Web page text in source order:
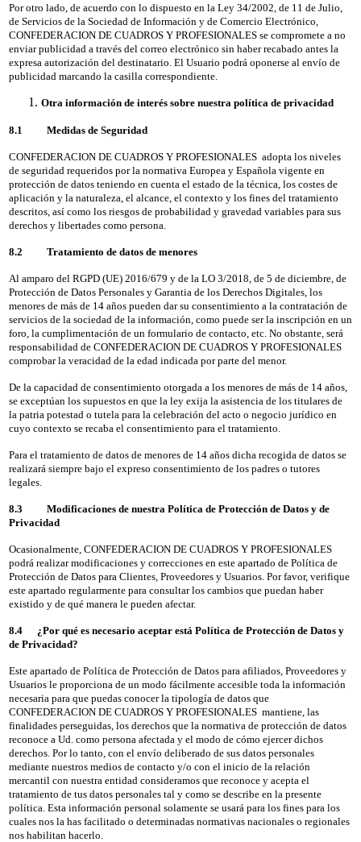
Por otro lado, de acuerdo con lo dispuesto en la Ley 34/2002, de 11 de Julio,
de Servicios de la Sociedad de Información y de Comercio Electrónico,
CONFEDERACION DE CUADROS Y PROFESIONALES se compromete a no
enviar publicidad a través del correo electrónico sin haber recabado antes la
expresa autorización del destinatario. El Usuario podrá oponerse al envío de
publicidad marcando la casilla correspondiente.
Otra información de interés sobre nuestra política de privacidad
8.1 Medidas de Seguridad
CONFEDERACION DE CUADROS Y PROFESIONALES adopta los niveles
de seguridad requeridos por la normativa Europea y Española vigente en
protección de datos teniendo en cuenta el estado de la técnica, los costes de
aplicación y la naturaleza, el alcance, el contexto y los fines del tratamiento
descritos, así como los riesgos de probabilidad y gravedad variables para sus
derechos y libertades como persona.
8.2 Tratamiento de datos de menores
Al amparo del RGPD (UE) 2016/679 y de la LO 3/2018, de 5 de diciembre, de
Protección de Datos Personales y Garantia de los Derechos Digitales, los
menores de más de 14 años pueden dar su consentimiento a la contratación de
servicios de la sociedad de la información, como puede ser la inscripción en un
foro, la cumplimentación de un formulario de contacto, etc. No obstante, será
responsabilidad de CONFEDERACION DE CUADROS Y PROFESIONALES
comprobar la veracidad de la edad indicada por parte del menor.
De la capacidad de consentimiento otorgada a los menores de más de 14 años,
se exceptúan los supuestos en que la ley exija la asistencia de los titulares de
la patria potestad o tutela para la celebración del acto o negocio jurídico en
cuyo contexto se recaba el consentimiento para el tratamiento.
Para el tratamiento de datos de menores de 14 años dicha recogida de datos se
realizará siempre bajo el expreso consentimiento de los padres o tutores
legales.
8.3 Modificaciones de nuestra Política de Protección de Datos y de
Privacidad
Ocasionalmente, CONFEDERACION DE CUADROS Y PROFESIONALES
podrá realizar modificaciones y correcciones en este apartado de Política de
Protección de Datos para Clientes, Proveedores y Usuarios. Por favor, verifique
este apartado regularmente para consultar los cambios que puedan haber
existido y de qué manera le pueden afectar.
8.4 ¿Por qué es necesario aceptar está Política de Protección de Datos y
de Privacidad?
Este apartado de Política de Protección de Datos para afiliados, Proveedores y
Usuarios le proporciona de un modo fácilmente accesible toda la información
necesaria para que puedas conocer la tipología de datos que
CONFEDERACION DE CUADROS Y PROFESIONALES mantiene, las
finalidades perseguidas, los derechos que la normativa de protección de datos
reconoce a Ud. como persona afectada y el modo de cómo ejercer dichos
derechos. Por lo tanto, con el envío deliberado de sus datos personales
mediante nuestros medios de contacto y/o con el inicio de la relación
mercantil con nuestra entidad consideramos que reconoce y acepta el
tratamiento de tus datos personales tal y como se describe en la presente
política. Esta información personal solamente se usará para los fines para los
cuales nos la has facilitado o determinadas normativas nacionales o regionales
nos habilitan hacerlo.